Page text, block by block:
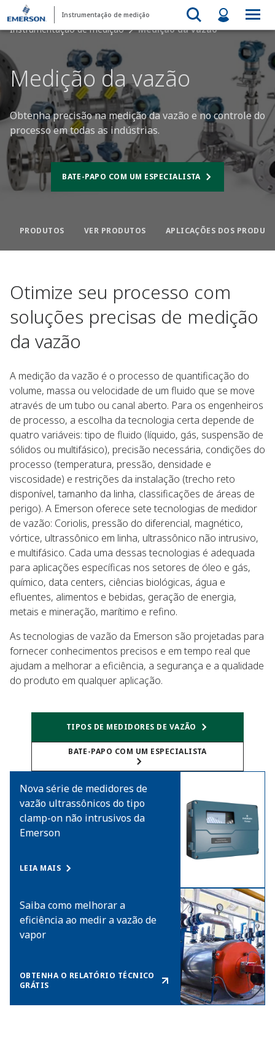
Instrumentação de medição
Instrumentação de medição Medição da vazão
Medição da vazão​
Obtenha precisão na medição da vazão e no controle do
processo em todas as indústrias.​
BATE-PAPO COM UM ESPECIALISTA
PRODUTOS VER PRODUTOS APLICAÇÕES DOS
Otimize seu processo com
soluções precisas de medição
da vazão​
A medição da vazão é o processo de quantificação do
volume, massa ou velocidade de um fluido que se move
através de um tubo ou canal aberto. Para os engenheiros
de processo, a escolha da tecnologia certa depende de
quatro variáveis: tipo de fluido (líquido, gás, suspensão de
sólidos ou multifásico), precisão necessária, condições do
processo (temperatura, pressão, densidade e
viscosidade) e restrições da instalação (trecho reto
disponível, tamanho da linha, classificações de áreas de
perigo). A Emerson oferece sete tecnologias de medidor
de vazão: Coriolis, pressão do diferencial, magnético,
vórtice, ultrassônico em linha, ultrassônico não intrusivo,
e multifásico. Cada uma dessas tecnologias é adequada
para aplicações específicas nos setores de óleo e gás,
químico, data centers, ciências biológicas, água e
efluentes, alimentos e bebidas, geração de energia,
metais e mineração, marítimo e refino.​
As tecnologias de vazão da Emerson são projetadas para
fornecer conhecimentos precisos e em tempo real que
ajudam a melhorar a eficiência, a segurança e a qualidade
do produto em qualquer aplicação.​
TIPOS DE MEDIDORES DE VAZÃO
BATE-PAPO COM UM ESPECIALISTA
Nova série de medidores de
vazão ultrassônicos do tipo
clamp-on não intrusivos da
Emerson​
LEIA MAIS
Saiba como melhorar a
eficiência ao medir a vazão de
vapor
OBTENHA O RELATÓRIO TÉCNICO
GRÁTIS